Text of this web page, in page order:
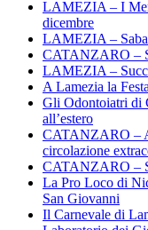
LAMEZIA – I
dicembre
LAMEZIA –
CATANZARO –
LAMEZIA –
A Lamezia la
Gli Odontoiatri di
all’estero
CATANZARO –
circolazione
CATANZARO –
La Pro Loco di
San Giovanni
Il Carnevale di